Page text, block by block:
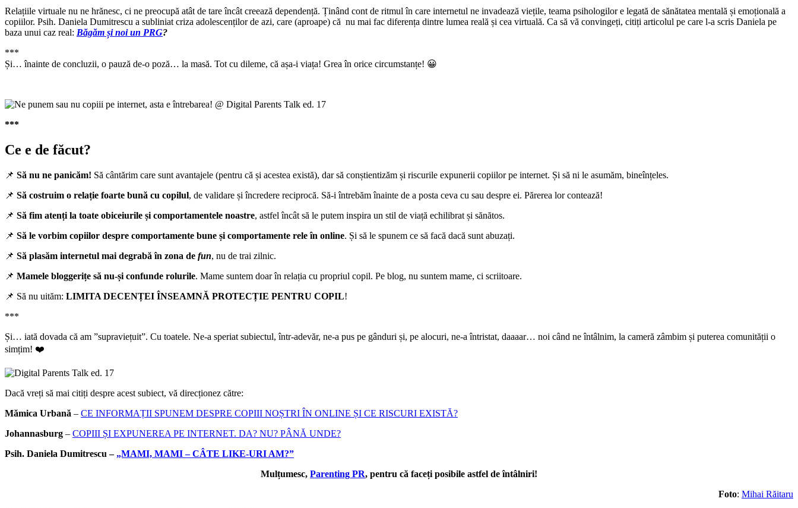
Relațiile virtuale nu ne hrănesc, ci ne preocupă atât de tare încât creează dependență. Ținând cont de ritmul în care internetul ne invadează viețile, teama psihologilor e legată de sănătatea mentală și emoțională a
copiilor. Psih. Daniela Dumitrescu a subliniat criza adolescenților de azi, care (aproape) că nu mai fac diferența dintre lumea reală și cea virtuală. Ca să vă convingeți, citiți articolul pe care l-a scris Daniela pe
baza unui caz real: Băgăm și noi un PRG?
***
Și… înainte de concluzii, o pauză de-o poză… la masă. Tot cu dileme, că așa-i viața! Grea în orice circumstanțe! 😀
***
Ce e de făcut?
📌 Să nu ne panicăm! Să cântărim care sunt avantajele (pentru că și acestea există), dar să conștientizăm și riscurile expunerii copiilor pe internet. Și să ni le asumăm, bineînțeles.
📌 Să costruim o relație foarte bună cu copilul, de validare și încredere reciprocă. Să-i întrebăm înainte de a posta ceva cu sau despre ei. Părerea lor contează!
📌 Să fim atenți la toate obiceiurile și comportamentele noastre, astfel încât să le putem inspira un stil de viață echilibrat și sănătos.
📌 Să le vorbim copiilor despre comportamente bune și comportamente rele în online. Și să le spunem ce să facă dacă sunt abuzați.
📌 Să plasăm internetul mai degrabă în zona de fun, nu de trai zilnic.
📌 Mamele bloggerițe să nu-și confunde rolurile. Mame suntem doar în relația cu propriul copil. Pe blog, nu suntem mame, ci scriitoare.
📌 Să nu uităm: LIMITA DECENȚEI ÎNSEAMNĂ PROTECȚIE PENTRU COPIL!
***
Și… iată dovada că am ”supraviețuit”. Cu toatele. Ne-a speriat subiectul, într-adevăr, ne-a pus pe gânduri și, pe alocuri, ne-a întristat, daaaar… noi când ne întâlnim, la cameră zâmbim și puterea comunității o
simțim! ❤️
Dacă vreți să mai citiți despre acest subiect, vă direcționez către:
Mămica Urbană – CE INFORMAȚII SPUNEM DESPRE COPIII NOȘTRI ÎN ONLINE ȘI CE RISCURI EXISTĂ?
Johannasburg – COPIII ȘI EXPUNEREA PE INTERNET. DA? NU? PÂNĂ UNDE?
Psih. Daniela Dumitrescu – „MAMI, MAMI – CÂTE LIKE-URI AM?”
Mulțumesc, Parenting PR, pentru că faceți posibile astfel de întâlniri!
Foto: Mihai Răitaru